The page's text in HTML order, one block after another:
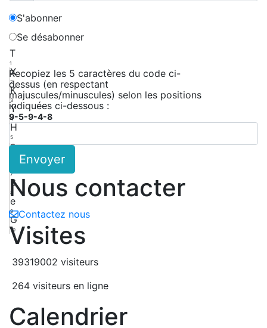
S'abonner
Se désabonner
T
1
X
2
K
3
Y
4
H
5
e
7
6
8
e
9
G
10
Recopiez les 5 caractères du code ci-
dessus (en respectant
majuscules/minuscules) selon les positions
indiquées ci-dessous :
9-5-9-4-8
Envoyer
Nous contacter
Contactez nous
Visites
39319002 visiteurs
264 visiteurs en ligne
Calendrier